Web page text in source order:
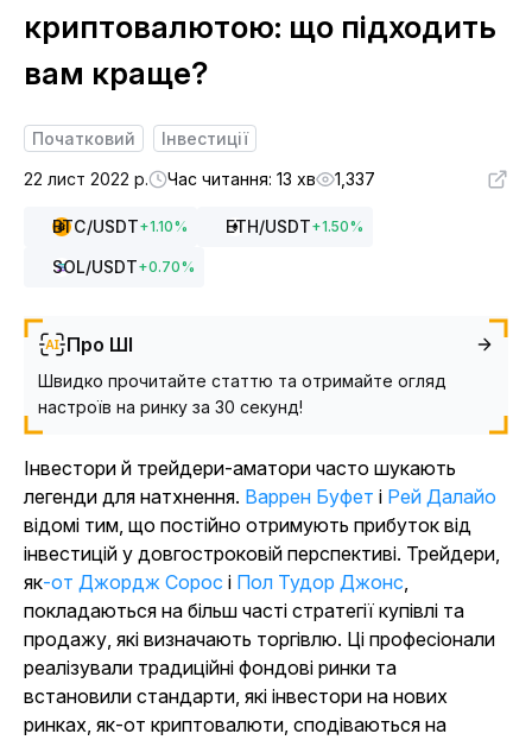
криптовалютою: що підходить
вам краще?
Початковий
Інвестиції
22 лист 2022 р.
Час читання: 13 хв 1,337
BTC/USDT+1.10% ETH/USDT+1.50%
SOL/USDT+0.70%
Про ШІ
Швидко прочитайте статтю та отримайте огляд
настроїв на ринку за 30 секунд!
Інвестори й трейдери-аматори часто шукають
легенди для натхнення. Варрен Буфет і Рей Далайо
відомі тим, що постійно отримують прибуток від
інвестицій у довгостроковій перспективі. Трейдери,
як-от Джордж Сорос і Пол Тудор Джонс,
покладаються на більш часті стратегії купівлі та
продажу, які визначають торгівлю. Ці професіонали
реалізували традиційні фондові ринки та
встановили стандарти, які інвестори на нових
ринках, як-от криптовалюти, сподіваються на